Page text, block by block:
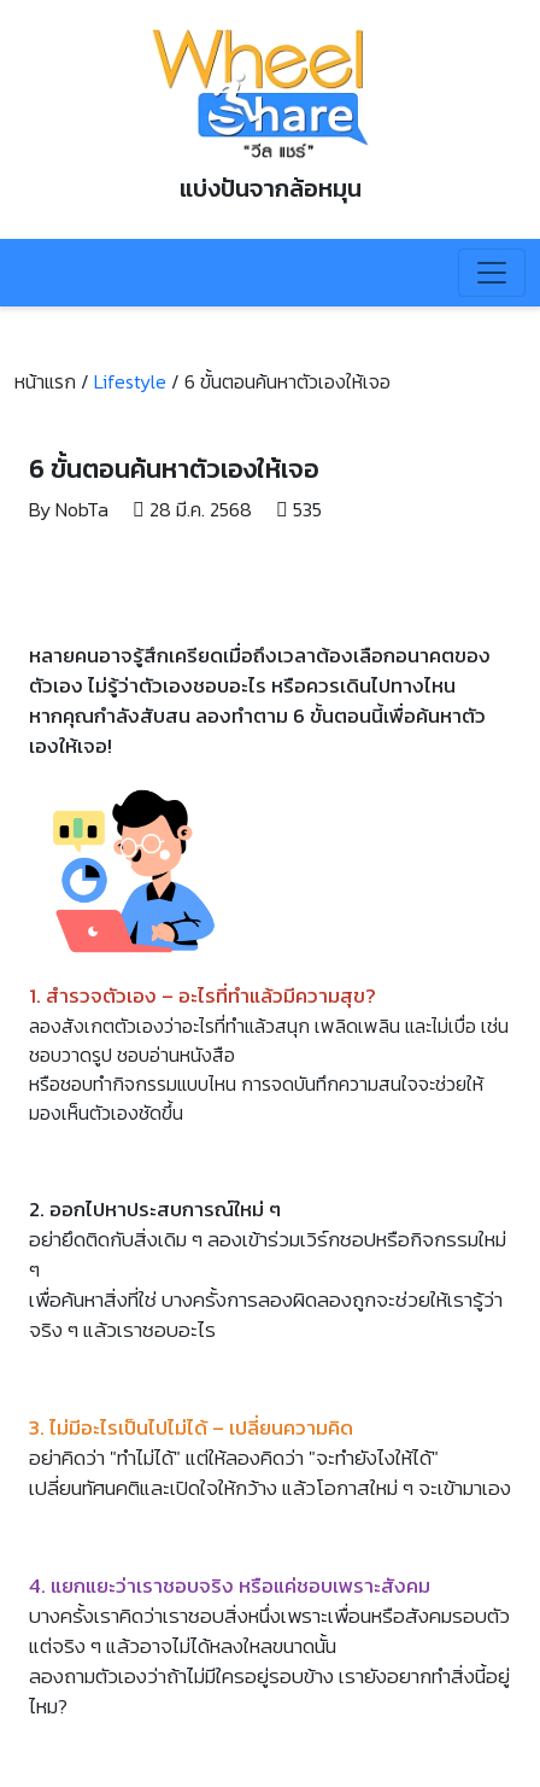
แบ่งปันจากล้อหมุน
หน้าแรก / Lifestyle / 6 ขั้นตอนค้นหาตัวเองให้เจอ
6 ขั้นตอนค้นหาตัวเองให้เจอ
By NobTa 28 มี.ค. 2568 535
หลายคนอาจรู้สึกเครียดเมื่อถึงเวลาต้องเลือกอนาคตของ
ตัวเอง ไม่รู้ว่าตัวเองชอบอะไร หรือควรเดินไปทางไหน
หากคุณกำลังสับสน ลองทำตาม 6 ขั้นตอนนี้เพื่อค้นหาตัว
เองให้เจอ!
1. สำรวจตัวเอง – อะไรที่ทำแล้วมีความสุข?
ลองสังเกตตัวเองว่าอะไรที่ทำแล้วสนุก เพลิดเพลิน และไม่เบื่อ เช่น
ชอบวาดรูป ชอบอ่านหนังสือ
หรือชอบทำกิจกรรมแบบไหน การจดบันทึกความสนใจจะช่วยให้
มองเห็นตัวเองชัดขึ้น
2. ออกไปหาประสบการณ์ใหม่ ๆ
อย่ายึดติดกับสิ่งเดิม ๆ ลองเข้าร่วมเวิร์กชอปหรือกิจกรรมใหม่
ๆ
เพื่อค้นหาสิ่งที่ใช่ บางครั้งการลองผิดลองถูกจะช่วยให้เรารู้ว่า
จริง ๆ แล้วเราชอบอะไร
3. ไม่มีอะไรเป็นไปไม่ได้ – เปลี่ยนความคิด
อย่าคิดว่า "ทำไม่ได้" แต่ให้ลองคิดว่า "จะทำยังไงให้ได้"
เปลี่ยนทัศนคติและเปิดใจให้กว้าง แล้วโอกาสใหม่ ๆ จะเข้ามาเอง
4. แยกแยะว่าเราชอบจริง หรือแค่ชอบเพราะสังคม
บางครั้งเราคิดว่าเราชอบสิ่งหนึ่งเพราะเพื่อนหรือสังคมรอบตัว
แต่จริง ๆ แล้วอาจไม่ได้หลงใหลขนาดนั้น
ลองถามตัวเองว่าถ้าไม่มีใครอยู่รอบข้าง เรายังอยากทำสิ่งนี้อยู่
ไหม?